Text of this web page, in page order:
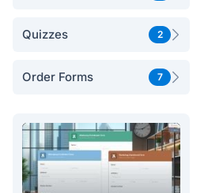
Quizzes 2
Order Forms 7